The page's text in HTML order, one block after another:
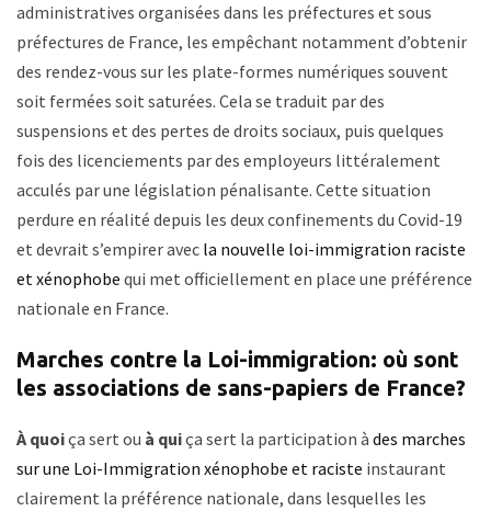
administratives organisées dans les préfectures et sous
préfectures de France, les empêchant notamment d’obtenir
des rendez-vous sur les plate-formes numériques souvent
soit fermées soit saturées. Cela se traduit par des
suspensions et des pertes de droits sociaux, puis quelques
fois des licenciements par des employeurs littéralement
acculés par une législation pénalisante. Cette situation
perdure en réalité depuis les deux confinements du Covid-19
et devrait s’empirer avec la nouvelle loi-immigration raciste
et xénophobe qui met officiellement en place une préférence
nationale en France.
Marches contre la Loi-immigration: où sont
les associations de sans-papiers de France?
À quoiça sert ou à quiça sert la participation à des marches
sur une Loi-Immigration xénophobe et raciste instaurant
clairement la préférence nationale, dans lesquelles les